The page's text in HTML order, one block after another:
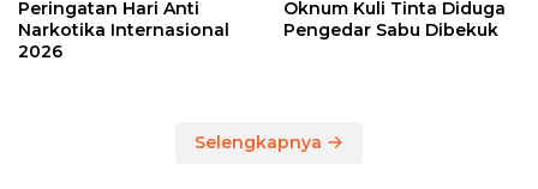
Peringatan Hari Anti
Narkotika Internasional
2026
Oknum Kuli Tinta Diduga
Pengedar Sabu Dibekuk
Selengkapnya